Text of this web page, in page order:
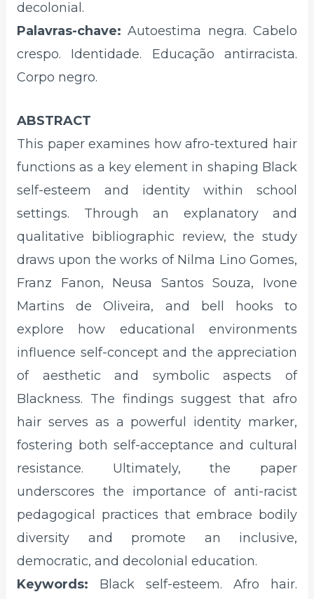
decolonial.
Palavras-chave:Autoestima negra. Cabelo
crespo. Identidade. Educação antirracista.
Corpo negro.
ABSTRACT
This paper examines how afro-textured hair
functions as a key element in shaping Black
self-esteem and identity within school
settings. Through an explanatory and
qualitative bibliographic review, the study
draws upon the works of Nilma Lino Gomes,
Franz Fanon, Neusa Santos Souza, Ivone
Martins de Oliveira, and bell hooks to
explore how educational environments
influence self-concept and the appreciation
of aesthetic and symbolic aspects of
Blackness. The findings suggest that afro
hair serves as a powerful identity marker,
fostering both self-acceptance and cultural
resistance. Ultimately, the paper
underscores the importance of anti-racist
pedagogical practices that embrace bodily
diversity and promote an inclusive,
democratic, and decolonial education.
Keywords: Black self-esteem. Afro hair.